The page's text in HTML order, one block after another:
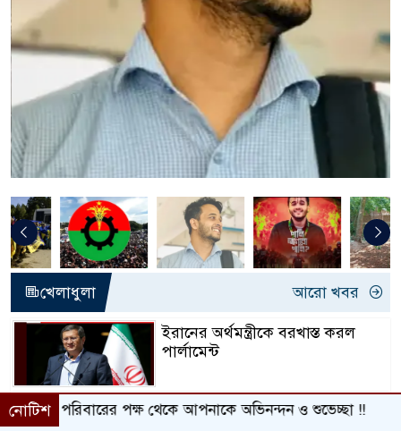
খেলাধুলা আরো খবর
ইরানের অর্থমন্ত্রীকে বরখাস্ত করল
পার্লামেন্ট
মসজিদে ৯০০ বছর ধরে কুরআন
নোটিশ
থেকে আপনাকে অভিনন্দন ও শুভেচ্ছা !!